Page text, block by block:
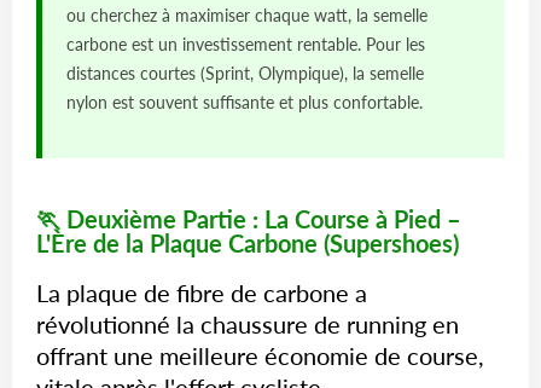
ou cherchez à maximiser chaque watt, la semelle
carbone est un investissement rentable. Pour les
distances courtes (Sprint, Olympique), la semelle
nylon est souvent suffisante et plus confortable.
🏃 Deuxième Partie : La Course à Pied –
L'Ère de la Plaque Carbone (Supershoes)
La plaque de fibre de carbone a
révolutionné la chaussure de running en
offrant une meilleure économie de course,